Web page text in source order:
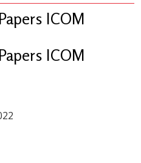
ICOM
ICOM